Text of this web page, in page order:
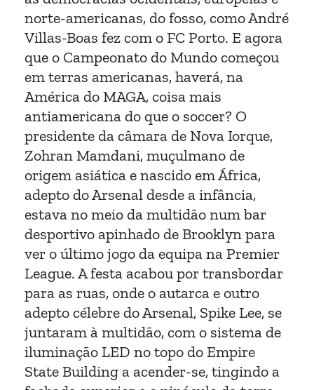
norte-americanas, do fosso, como André
Villas-Boas fez com o FC Porto. E agora
que o Campeonato do Mundo começou
em terras americanas, haverá, na
América do MAGA, coisa mais
antiamericana do que o soccer? O
presidente da câmara de Nova Iorque,
Zohran Mamdani, muçulmano de
origem asiática e nascido em África,
adepto do Arsenal desde a infância,
estava no meio da multidão num bar
desportivo apinhado de Brooklyn para
ver o último jogo da equipa na Premier
League. A festa acabou por transbordar
para as ruas, onde o autarca e outro
adepto célebre do Arsenal, Spike Lee, se
juntaram à multidão, com o sistema de
iluminação LED no topo do Empire
State Building a acender-se, tingindo a